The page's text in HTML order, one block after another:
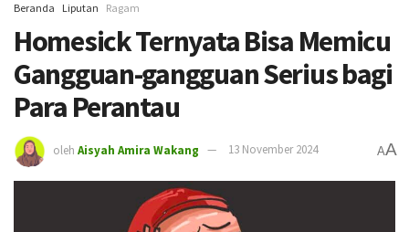
Beranda Liputan Ragam
Homesick Ternyata Bisa Memicu
Gangguan-gangguan Serius bagi
Para Perantau
oleh Aisyah Amira Wakang 13 November 2024 AA